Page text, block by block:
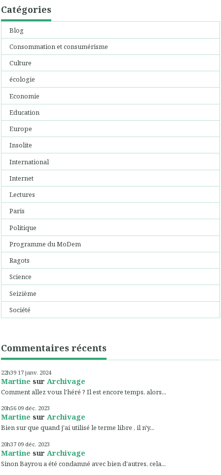
Catégories
Blog
Consommation et consumérisme
Culture
écologie
Economie
Education
Europe
Insolite
International
Internet
Lectures
Paris
Politique
Programme du MoDem
Ragots
Science
Seizième
Société
Commentaires récents
22h39 17 janv. 2024
Martine sur Archivage
Comment allez vous l'héré ? Il est encore temps, alors...
20h56 09 déc. 2023
Martine sur Archivage
Bien sur que quand j'ai utilisé le terme libre , il n'y...
20h37 09 déc. 2023
Martine sur Archivage
Sinon Bayrou a été condamné avec bien d'autres, cela...